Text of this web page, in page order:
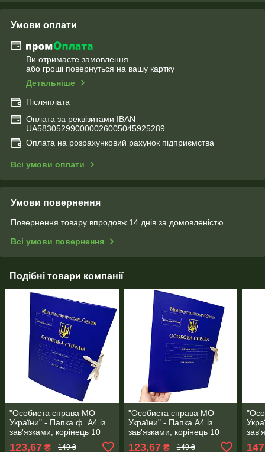
Умови оплати
Ви отримаєте замовлення
або гроші повернуться на вашу картку
Детальніше
Післяплата
Оплата за реквізитами IBAN
UA583052990000026005045925289
Оплата на розрахунковий рахунок підприємства
Всі умови оплати
Умови повернення
Повернення товару впродовж 14 днів за домовленістю
Всі умови повернення
Подібні товари компанії
"Особиста справа МО
України" - Папка ф. А4 із
зав'язками, корінець 10
мм, матове PP-покриття
123,67 ₴ 149 ₴
"Особиста справа МО
України" - Папка А4 із
зав'язками, корінець 10
мм, матове PP-покриття
123,67₴ 149 ₴